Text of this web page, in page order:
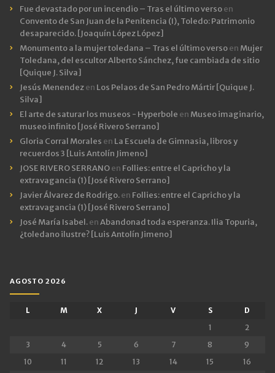
Fue devastado por un incendio – Tras el último versoen
Convento de San Juan de la Penitencia (I), Toledo: Patrimonio
desaparecido. [Joaquín López López]
Monumento a la mujer toledana – Tras el último versoen Mujer
Toledana, del escultor Alberto Sánchez, fue cambiada de sitio
[Quique J. Silva]
Jesús Menendezen Los Pelaos de San Pedro Mártir [Quique J.
Silva]
El arte de saturar los museos - Hyperbole en Museo imaginario,
museo infinito [José Rivero Serrano]
Gloria Corral Morales en La Escuela de Gimnasia, libros y
recuerdos 3 [Luis Antolín Jimeno]
JOSE RIVERO SERRANOen Follies: entre el Capricho y la
extravagancia (1) [José Rivero Serrano]
Javier Álvarez de Rodrigo.en Follies: entre el Capricho y la
extravagancia (1) [José Rivero Serrano]
José María Isabel.enAbandonad toda esperanza. Ilia Topuria,
¿toledano ilustre? [Luis Antolín Jimeno]
AGOSTO 2026
L M X J V S
D
1
2
3
4 5 6 7 8
9
10
11 12 13 14 15
16